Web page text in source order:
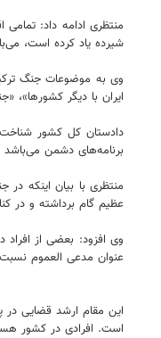
منتظری ادامه داد:
شیرده یاد کرده است،
وی به موضوعات جنگ
ایران با دیگر
دادستان کل کشور شناخت
برنامه‌های دشمن
منتظری با بیان اینکه
عظیم گام برداشته و در
وی افزود: بعضی از
عنوان مدعی العموم نسبت
این مقام ارشد قضایی در
است. افرادی در کشور